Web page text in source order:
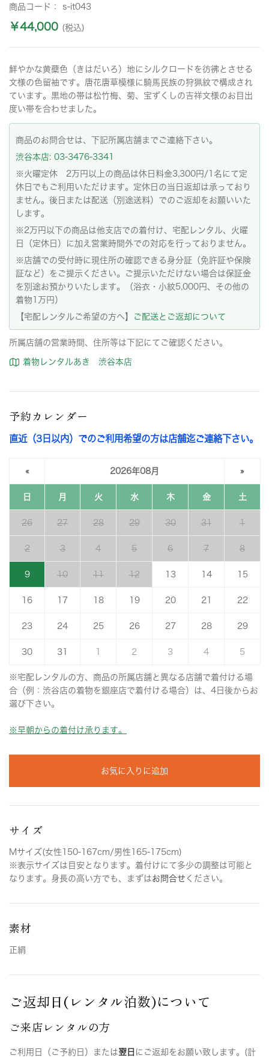
商品コード： s-it043
￥44,000 (税込)
鮮やかな黄蘗色（きはだいろ）地にシルクロードを彷彿とさせる
文様の色留袖です。唐花唐草模様に騎馬民族の狩猟紋で構成され
ています。黒地の帯は松竹梅、菊、宝ずくしの吉祥文様のお目出
度い帯を合わせました。
商品のお問合せは、下記所属店舗までご連絡下さい。
渋谷本店: 03-3476-3341
※火曜定休 2万円以上の商品は休日料金3,300円/1名にて定
休日でもご利用いただけます。定休日の当日返却は承っており
ません。後日または配送（別途送料）でのご返却をお願いいた
します。
※2万円以下の商品は他支店での着付け、宅配レンタル、火曜
日（定休日）に加え営業時間外での対応を行っておりません。
※店舗での受付時に現住所の確認できる身分証（免許証や保険
証など）をご提示ください。ご提示いただけない場合は保証金
を別途お預かりいたします。（浴衣・小紋5,000円、その他の
着物1万円）
【宅配レンタルご希望の方へ】
ご配送とご返却について
所属店舗の営業時間、住所等は下記にてご確認ください。
着物レンタルあき 渋谷本店
予約カレンダー
直近（3日以内）でのご利用希望の方は店舗迄ご連絡下さい。
« 2026年08月 »
日 月 火 水 木 金 土
26 27 28 29 30 31 1
2 3 4 5 6 7 8
9 10 11 12 13 14 15
16 17 18 19 20 21 22
23 24 25 26 27 28 29
30 31 2 3 4 5
※宅配レンタルの方、商品の所属店舗と異なる店舗で着付ける場
合（例：渋谷店の着物を銀座店で着付ける場合）は、4日後からお
選び下さい。
※早朝からの着付け承ります。
お気に入りに追加
サイズ
Mサイズ(女性150-167cm/男性165-175cm)
※表示サイズは目安となります。着付けにて多少の調整は可能と
なります。身長の高い方でも、まずはお問合せ ください。
素材
正絹
ご返却日(レンタル泊数)について
ご来店レンタルの方
ご利用日（ご予約日）または翌日 にご返却をお願い致します。(計